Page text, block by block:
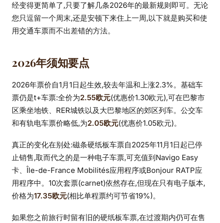
经变得更简单了,只要了解几条2026年的最新规则即可。无论
您只逗留一个周末,还是安顿下来住上一周,以下就是购买和使
用交通车票而不出差错的方法。
2026年须知要点
2026年票价自1月1日起生效,较去年温和上涨2.3%。基础车
票仍是t+车票:全价为2.55欧元(优惠价1.30欧元),可在巴黎市
区乘坐地铁、RER城铁以及大巴黎地区的郊区列车。公交车
和有轨电车票价略低,为2.05欧元(优惠价1.05欧元)。
真正的变化在别处:磁条硬纸板车票自2025年11月1日起已停
止销售,取而代之的是一种电子车票,可充值到Navigo Easy
卡、Île-de-France Mobilités应用程序或Bonjour RATP应
用程序中。10次套票(carnet)依然存在,但现在只有电子版本,
价格为17.35欧元(相比单程票约可节省19%)。
如果您之前旅行时留有旧的硬纸板车票,在过渡期内仍可在售